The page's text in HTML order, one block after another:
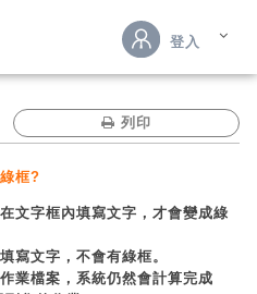
登入
列印
框?
文字框內填寫文字，才會變成綠
寫文字，不會有綠框。
業檔案，系統仍然會計算完成